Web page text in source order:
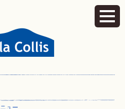
ュー